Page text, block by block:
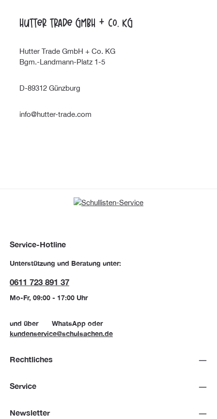
Hutter Trade GmbH + Co. KG
Hutter Trade GmbH + Co. KG
Bgm.-Landmann-Platz 1-5
D-89312 Günzburg
info@hutter-trade.com
Service-Hotline
Unterstützung und Beratung unter:
0611 723 891 37
Mo-Fr, 09:00 - 17:00 Uhr
und über WhatsApp oder
kundenservice@schulsachen.de
Rechtliches
Service
Newsletter